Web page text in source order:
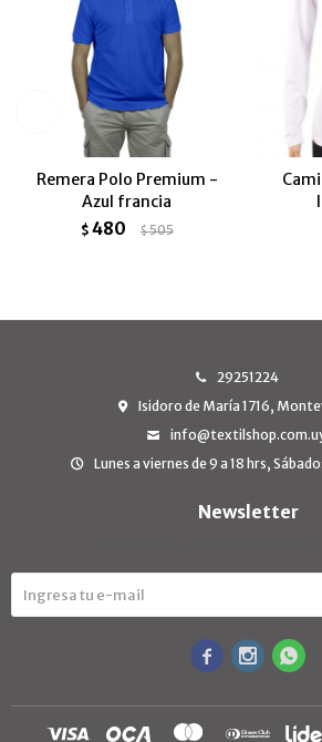
Remera Polo Premium -
Azul francia
$ 480 $505
29251224
Isidoro de María 1716,
Lunes a viernes de 9 a 18 hrs,
Newsletter
  